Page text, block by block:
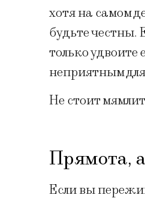
хотя на самом
будьте честны.
только удвоите
неприятным
Не стоит
Прямота,
Если вы